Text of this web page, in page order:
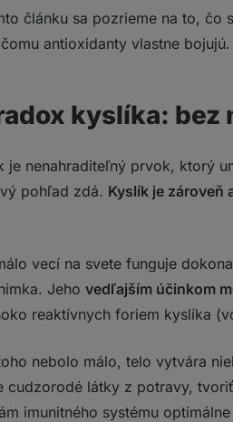
článku sa pozrieme na to, čo
antioxidanty vlastne bojujú.
kyslíka: bez
je nenahraditeľný prvok, ktorý
pohľad zdá. Kyslík je zároveň
vecí na svete funguje
Jeho vedľajším účinkom
reaktívnych foriem kyslíka
nebolo málo, telo vytvára
cudzorodé látky z potravy,
imunitného systému